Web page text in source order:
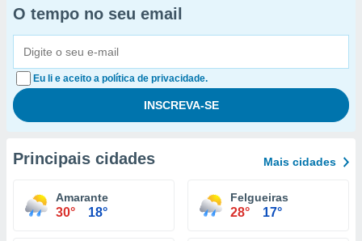
O tempo no seu email
Eu li e aceito a política de privacidade.
Principais cidades Mais cidades
Amarante
30° 18°
Felgueiras
28° 17°